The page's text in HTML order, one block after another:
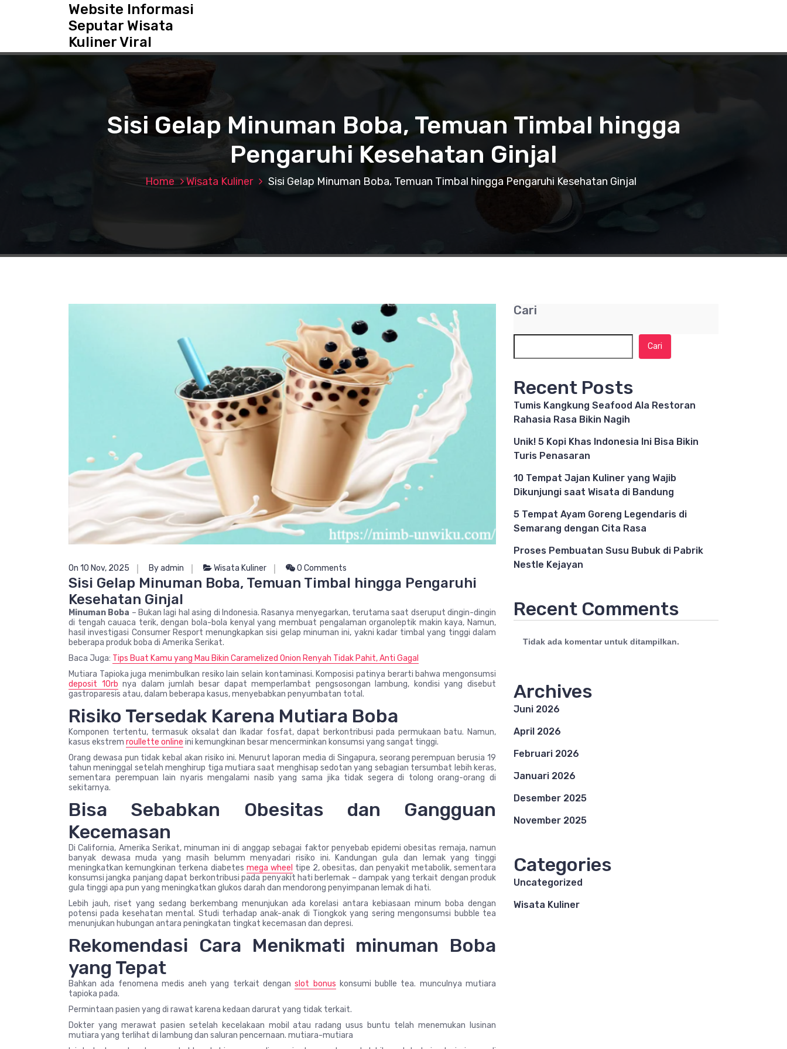
t
Website Informasi
Seputar Wisata
Kuliner Viral
Sisi Gelap Minuman Boba, Temuan Timbal hingga
Pengaruhi Kesehatan Ginjal
Home Wisata Kuliner Sisi Gelap Minuman Boba, Temuan Timbal hingga Pengaruhi Kesehatan Ginjal
On 10 Nov, 2025 By admin Wisata Kuliner 0 Comments
Sisi Gelap Minuman Boba, Temuan Timbal hingga Pengaruhi
Kesehatan Ginjal
Minuman Boba – Bukan lagi hal asing di Indonesia. Rasanya menyegarkan, terutama saat dseruput dingin-dingin
di tengah cauaca terik, dengan bola-bola kenyal yang membuat pengalaman organoleptik makin kaya, Namun,
hasil investigasi Consumer Resport menungkapkan sisi gelap minuman ini, yakni kadar timbal yang tinggi dalam
beberapa produk boba di Amerika Serikat.
Baca Juga: Tips Buat Kamu yang Mau Bikin Caramelized Onion Renyah Tidak Pahit, Anti Gagal
Mutiara Tapioka juga menimbulkan resiko lain selain kontaminasi. Komposisi patinya berarti bahwa mengonsumsi
deposit 10rb nya dalam jumlah besar dapat memperlambat pengsosongan lambung, kondisi yang disebut
gastroparesis atau, dalam beberapa kasus, menyebabkan penyumbatan total.
Risiko Tersedak Karena Mutiara Boba
Komponen tertentu, termasuk oksalat dan lkadar fosfat, dapat berkontribusi pada permukaan batu. Namun,
kasus ekstrem roullette online ini kemungkinan besar mencerminkan konsumsi yang sangat tinggi.
Orang dewasa pun tidak kebal akan risiko ini. Menurut laporan media di Singapura, seorang perempuan berusia 19
tahun meninggal setelah menghirup tiga mutiara saat menghisap sedotan yang sebagian tersumbat lebih keras,
sementara perempuan lain nyaris mengalami nasib yang sama jika tidak segera di tolong orang-orang di
sekitarnya.
Bisa Sebabkan Obesitas dan Gangguan
Kecemasan
Di California, Amerika Serikat, minuman ini di anggap sebagai faktor penyebab epidemi obesitas remaja, namun
banyak dewasa muda yang masih belumm menyadari risiko ini. Kandungan gula dan lemak yang tinggi
meningkatkan kemungkinan terkena diabetes mega wheel tipe 2, obesitas, dan penyakit metabolik, sementara
konsumsi jangka panjang dapat berkontribusi pada penyakit hati berlemak – dampak yang terkait dengan produk
gula tinggi apa pun yang meningkatkan glukos darah dan mendorong penyimpanan lemak di hati.
Lebih jauh, riset yang sedang berkembang menunjukan ada korelasi antara kebiasaan minum boba dengan
potensi pada kesehatan mental. Studi terhadap anak-anak di Tiongkok yang sering mengonsumsi bubble tea
menunjukan hubungan antara peningkatan tingkat kecemasan dan depresi.
Rekomendasi Cara Menikmati minuman Boba
yang Tepat
Bahkan ada fenomena medis aneh yang terkait denganslot bonus konsumi bublle tea. munculnya mutiara
tapioka pada.
Permintaan pasien yang di rawat karena kedaan darurat yang tidak terkait.
Dokter yang merawat pasien setelah kecelakaan mobil atau radang usus buntu telah menemukan lusinan
mutiara yang terlihat di lambung dan saluran pencernaan. mutiara-mutiara
Cari
Cari
Recent Posts
Tumis Kangkung Seafood Ala Restoran
Rahasia Rasa Bikin Nagih
Unik! 5 Kopi Khas Indonesia Ini Bisa Bikin
Turis Penasaran
10 Tempat Jajan Kuliner yang Wajib
Dikunjungi saat Wisata di Bandung
5 Tempat Ayam Goreng Legendaris di
Semarang dengan Cita Rasa
Proses Pembuatan Susu Bubuk di Pabrik
Nestle Kejayan
Recent Comments
Tidak ada komentar untuk ditampilkan.
Archives
Juni 2026
April 2026
Februari 2026
Januari 2026
Desember 2025
November 2025
Categories
Uncategorized
Wisata Kuliner